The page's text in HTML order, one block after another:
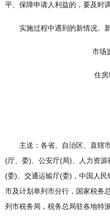
平、保障申请人利益的，要及时
实施过程中遇到的新情况、新
市场监
住房城
主送：各省、自治区、直辖市
(厅、委)、公安厅(局)、人力资
(委)、交通运输厅(委)，中国人
市及计划单列市分行，国家税务
列市税务局，税务总局驻各地特